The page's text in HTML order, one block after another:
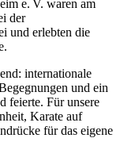
e. V. waren am
der
und erlebten die
internationale
und ein
feierte. Für unsere
Karate auf
für das eigene